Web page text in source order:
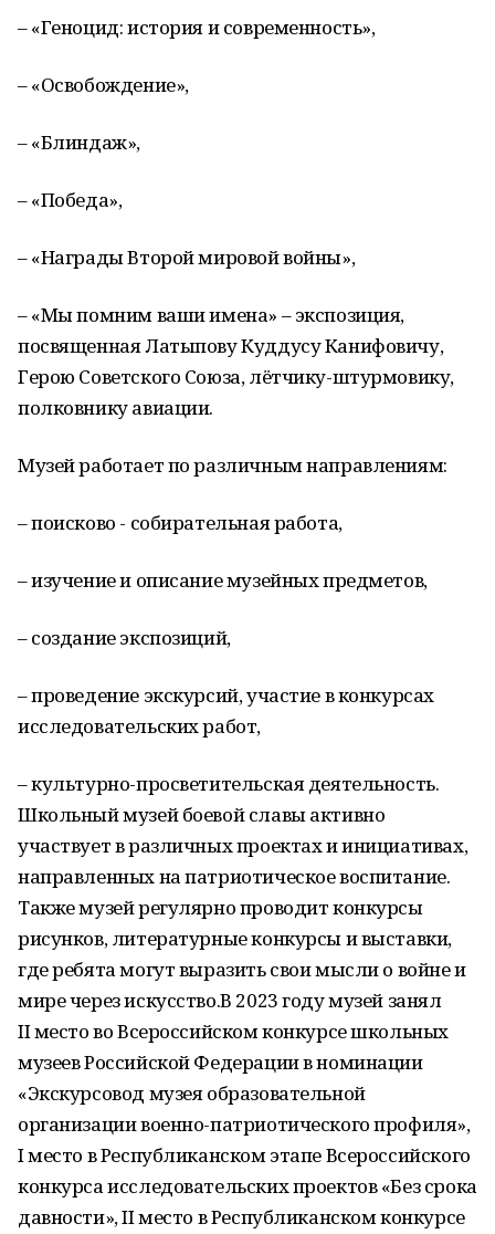
– «Геноцид: история и современность»,
– «Освобождение»,
– «Блиндаж»,
– «Победа»,
– «Награды Второй мировой войны»,
– «Мы помним ваши имена» – экспозиция,
посвященная Латыпову Куддусу Канифовичу,
Герою Советского Союза, лётчику-штурмовику,
полковнику авиации.
Музей работает по различным направлениям:
– поисково - собирательная работа,
– изучение и описание музейных предметов,
– создание экспозиций,
– проведение экскурсий, участие в конкурсах
исследовательских работ,
– культурно-просветительская деятельность.
Школьный музей боевой славы активно
участвует в различных проектах и инициативах,
направленных на патриотическое воспитание.
Также музей регулярно проводит конкурсы
рисунков, литературные конкурсы и выставки,
где ребята могут выразить свои мысли о войне и
мире через искусство.В 2023 году музей занял
II место во Всероссийском конкурсе школьных
музеев Российской Федерации в номинации
«Экскурсовод музея образовательной
организации военно-патриотического профиля»,
I место в Республиканском этапе Всероссийского
конкурса исследовательских проектов «Без срока
давности», II место в Республиканском конкурсе